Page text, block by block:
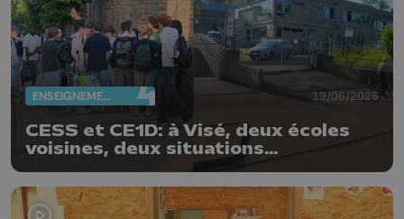
ENSEIGNEMENT 19/06/2026
CESS et CE1D: à Visé, deux écoles
voisines, deux situations